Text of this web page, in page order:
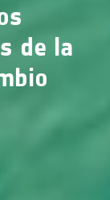
de la